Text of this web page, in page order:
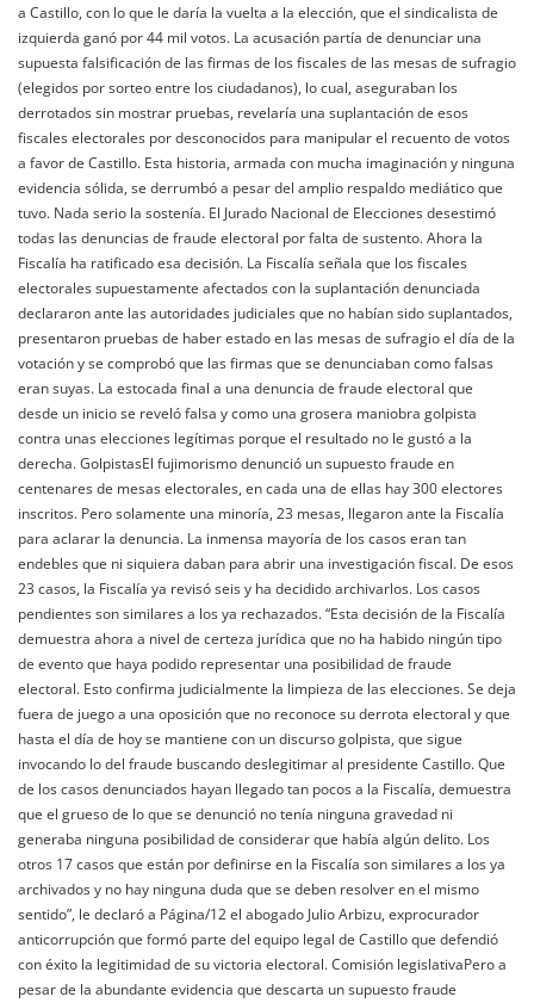
a Castillo, con lo que le daría la vuelta a la elección, que el sindicalista de
izquierda ganó por 44 mil votos. La acusación partía de denunciar una
supuesta falsificación de las firmas de los fiscales de las mesas de sufragio
(elegidos por sorteo entre los ciudadanos), lo cual, aseguraban los
derrotados sin mostrar pruebas, revelaría una suplantación de esos
fiscales electorales por desconocidos para manipular el recuento de votos
a favor de Castillo. Esta historia, armada con mucha imaginación y ninguna
evidencia sólida, se derrumbó a pesar del amplio respaldo mediático que
tuvo. Nada serio la sostenía. El Jurado Nacional de Elecciones desestimó
todas las denuncias de fraude electoral por falta de sustento. Ahora la
Fiscalía ha ratificado esa decisión. La Fiscalía señala que los fiscales
electorales supuestamente afectados con la suplantación denunciada
declararon ante las autoridades judiciales que no habían sido suplantados,
presentaron pruebas de haber estado en las mesas de sufragio el día de la
votación y se comprobó que las firmas que se denunciaban como falsas
eran suyas. La estocada final a una denuncia de fraude electoral que
desde un inicio se reveló falsa y como una grosera maniobra golpista
contra unas elecciones legítimas porque el resultado no le gustó a la
derecha. GolpistasEl fujimorismo denunció un supuesto fraude en
centenares de mesas electorales, en cada una de ellas hay 300 electores
inscritos. Pero solamente una minoría, 23 mesas, llegaron ante la Fiscalía
para aclarar la denuncia. La inmensa mayoría de los casos eran tan
endebles que ni siquiera daban para abrir una investigación fiscal. De esos
23 casos, la Fiscalía ya revisó seis y ha decidido archivarlos. Los casos
pendientes son similares a los ya rechazados. “Esta decisión de la Fiscalía
demuestra ahora a nivel de certeza jurídica que no ha habido ningún tipo
de evento que haya podido representar una posibilidad de fraude
electoral. Esto confirma judicialmente la limpieza de las elecciones. Se deja
fuera de juego a una oposición que no reconoce su derrota electoral y que
hasta el día de hoy se mantiene con un discurso golpista, que sigue
invocando lo del fraude buscando deslegitimar al presidente Castillo. Que
de los casos denunciados hayan llegado tan pocos a la Fiscalía, demuestra
que el grueso de lo que se denunció no tenía ninguna gravedad ni
generaba ninguna posibilidad de considerar que había algún delito. Los
otros 17 casos que están por definirse en la Fiscalía son similares a los ya
archivados y no hay ninguna duda que se deben resolver en el mismo
sentido”, le declaró a Página/12 el abogado Julio Arbizu, exprocurador
anticorrupción que formó parte del equipo legal de Castillo que defendió
con éxito la legitimidad de su victoria electoral. Comisión legislativaPero a
pesar de la abundante evidencia que descarta un supuesto fraude